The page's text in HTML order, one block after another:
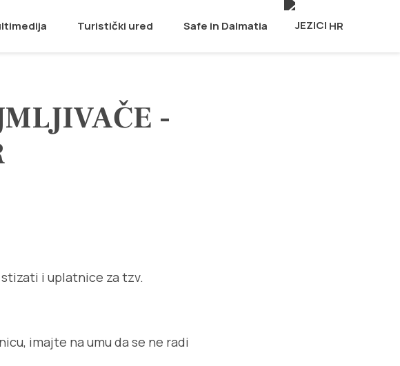
Turistički ured Safe in Dalmatia HR
-
i uplatnice za tzv.
imajte na umu da se ne radi